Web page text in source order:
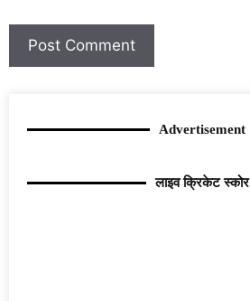
Advertisement
लाइव क्रिकेट स्कोर